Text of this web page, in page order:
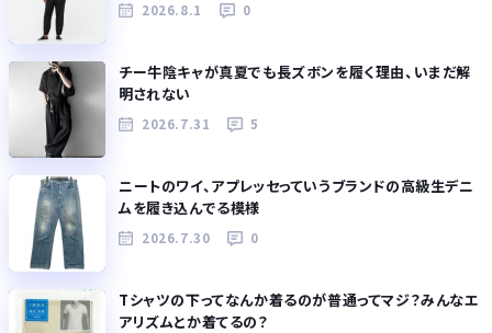
2026.8.1 0
チー牛陰キャが真夏でも長ズボンを履く理由、いまだ解
明されない
2026.7.31 5
ニートのワイ、アプレッセっていうブランドの高級生デニ
ムを履き込んでる模様
2026.7.30 0
Tシャツの下ってなんか着るのが普通ってマジ？みんなエ
アリズムとか着てるの？